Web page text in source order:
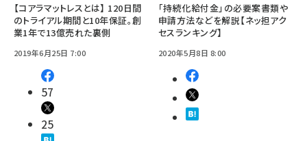
【コアラマットレスとは】 120日間
のトライアル期間と10年保証。創
業1年で13億売れた裏側
2019年6月25日 7:00
57
25
「持続化給付金」の必要案書類や
申請方法などを解説【ネッ担アク
セスランキング】
2020年5月8日 8:00